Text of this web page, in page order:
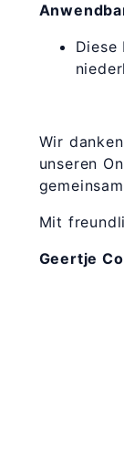
Diese
Wir
unseren
Mit
Geertje